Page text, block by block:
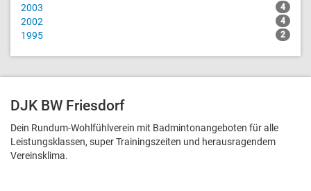
2003 4
2002 4
1995 2
DJK BW Friesdorf
Dein Rundum-Wohlfühlverein mit Badmintonangeboten für alle
Leistungsklassen, super Trainingszeiten und heraus­ragendem
Vereinsklima.